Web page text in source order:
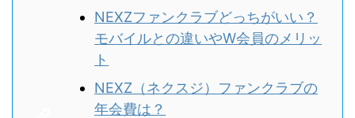
NEXZファンクラブどっちがいい？
モバイルとの違いやW会員のメリッ
ト
NEXZ（ネクスジ）ファンクラブの
年会費は？